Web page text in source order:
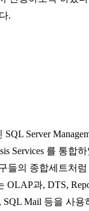
.
Server
Services 를 통합
들의 종합세트처
OLAP과, DTS,
SQL Mail 등을 사